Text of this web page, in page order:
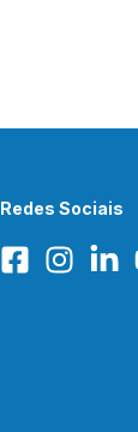
Redes Sociais